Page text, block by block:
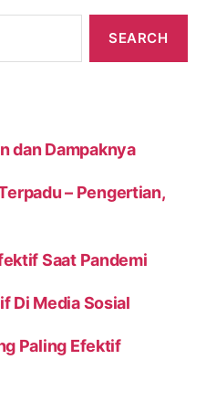
dan Dampaknya
– Pengertian,
Saat Pandemi
Di Media Sosial
Paling Efektif